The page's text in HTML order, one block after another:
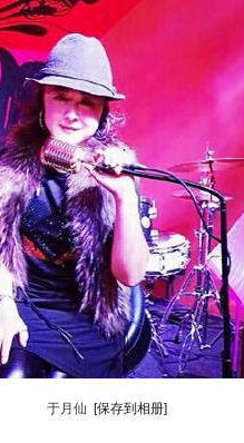
于月仙 [保存到相册]